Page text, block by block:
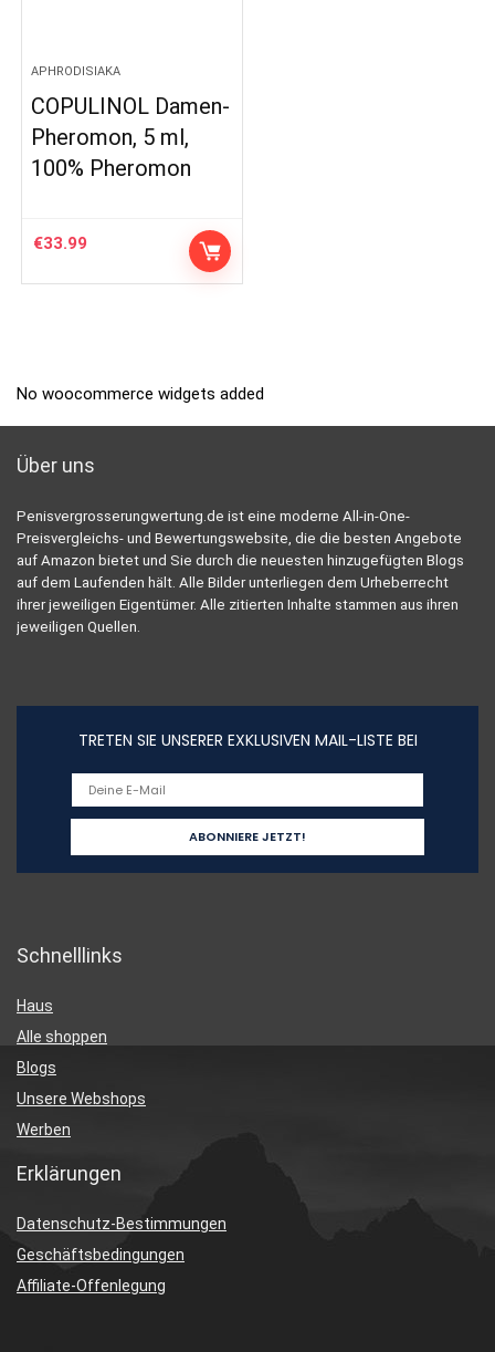
APHRODISIAKA
COPULINOL Damen-
Pheromon, 5 ml,
100% Pheromon
€33.99
No woocommerce widgets added
Über uns
Penisvergrosserungwertung.de ist eine moderne All-in-One-
Preisvergleichs- und Bewertungswebsite, die die besten Angebote
auf Amazon bietet und Sie durch die neuesten hinzugefügten Blogs
auf dem Laufenden hält. Alle Bilder unterliegen dem Urheberrecht
ihrer jeweiligen Eigentümer. Alle zitierten Inhalte stammen aus ihren
jeweiligen Quellen.
TRETEN SIE UNSERER EXKLUSIVEN MAIL-LISTE BEI
Schnelllinks
Haus
Alle shoppen
Blogs
Unsere Webshops
Werben
Erklärungen
Datenschutz-Bestimmungen
Geschäftsbedingungen
Affiliate-Offenlegung